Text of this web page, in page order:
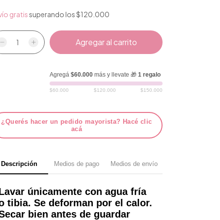
gratissuperando los$120.000
Agregá $60.000 más y llevate 🎁 1 regalo
$60.000 $120.000 $150.000
¿Querés hacer un pedido mayorista? Hacé clic
acá
Descripción Medios de pago Medios de envío
únicamente con agua fría
tibia. Se deforman por el calor.
bien antes de guardar